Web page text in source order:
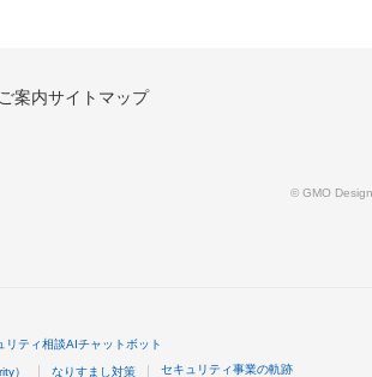
案内サイトマップ
© GMO
リティ相談AIチャットボット
） なりすまし対策 セキュリティ事業の軌跡